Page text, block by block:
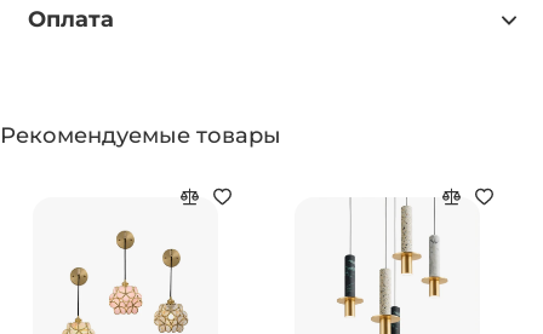
Оплата
Рекомендуемые товары